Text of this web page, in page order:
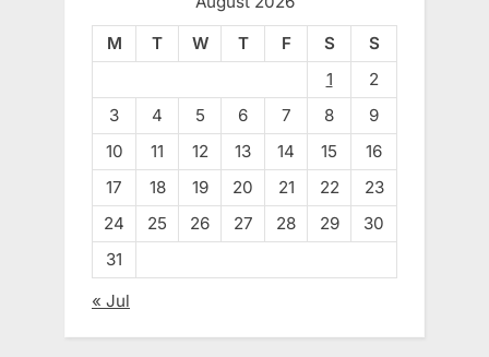
M
T W T F S
S
1
2
3
4 5 6 7 8
9
10
11 12 13 14 15
16
17
18 19 20 21 22
23
24
25 26 27 28 29
30
31
« Jul